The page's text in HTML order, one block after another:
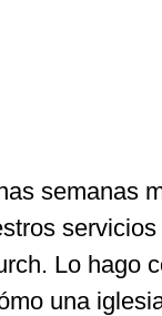
semanas
servicios
Lo hago
una